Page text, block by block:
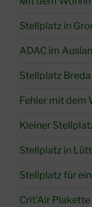
Stellplatz in
ADAC im
Stellplatz Breda
Fehler mit dem
Kleiner
Stellplatz in
Stellplatz für
Crit’Air